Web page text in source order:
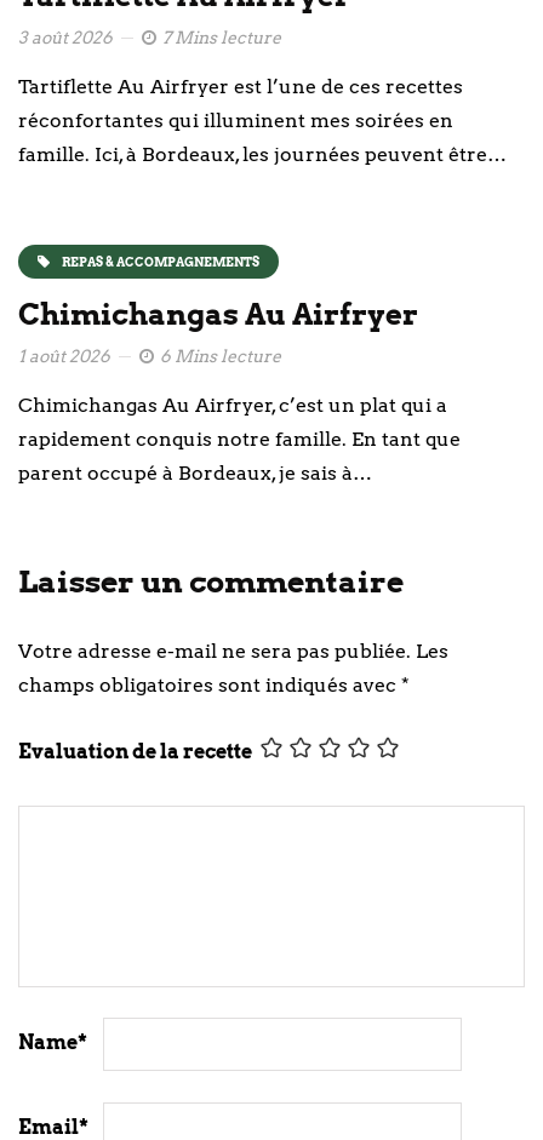
3 août 2026 7 Mins lecture
Tartiflette Au Airfryer est l’une de ces recettes
réconfortantes qui illuminent mes soirées en
famille. Ici, à Bordeaux, les journées peuvent être…
REPAS & ACCOMPAGNEMENTS
Chimichangas Au Airfryer
1 août 2026 6 Mins lecture
Chimichangas Au Airfryer, c’est un plat qui a
rapidement conquis notre famille. En tant que
parent occupé à Bordeaux, je sais à…
Laisser un commentaire
Votre adresse e-mail ne sera pas publiée. Les
champs obligatoires sont indiqués avec *
Evaluation de la recette
Name*
Email*